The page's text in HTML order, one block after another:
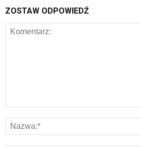
ZOSTAW ODPOWIEDŹ